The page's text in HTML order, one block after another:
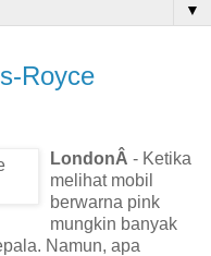
▼
Royce
LondonÂ - Ketika
melihat mobil
berwarna pink
mungkin banyak
Namun, apa